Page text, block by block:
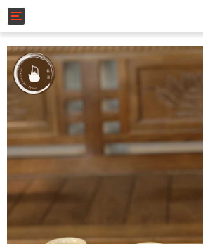
Toggle navigation